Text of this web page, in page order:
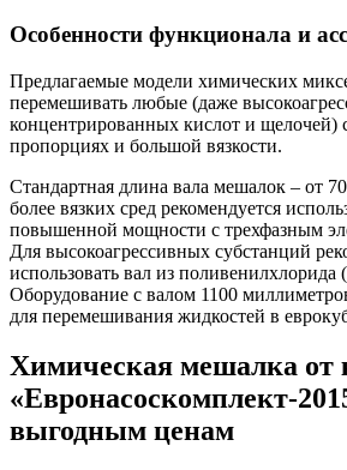
Особенности функционала и
Предлагаемые модели химических
перемешивать любые (даже
концентрированных кислот и щелочей)
пропорциях и большой вязкости.
Стандартная длина вала мешалок – от
более вязких сред рекомендуется
повышенной мощности с трехфазным
Для высокоагрессивных субстанций
использовать вал из
Оборудование с валом 1100
для перемешивания жидкостей в
Химическая мешалка от
«Евронасоскомплект-
выгодным ценам